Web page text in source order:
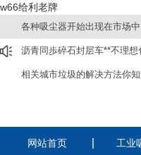
w66给利老牌
各种吸尘器开始出现在市场
沥青同歩碎石封层车**不理
相关城市垃圾的解决方法你知
网站首页 工业